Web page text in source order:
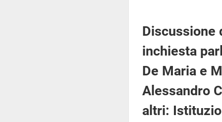
Discussione
inchiesta
De Maria e
Alessandro
altri: